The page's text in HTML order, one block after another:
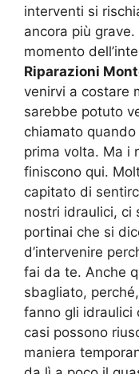
interventi si
ancora più
momento
Riparazioni
venirvi a costare
sarebbe potuto
chiamato
prima volta. Ma i
finiscono qui.
capitato di
nostri idraulici, ci
portinai che si
d’intervenire
fai da te. Anche
sbagliato,
fanno gli idraulici
casi possono
maniera